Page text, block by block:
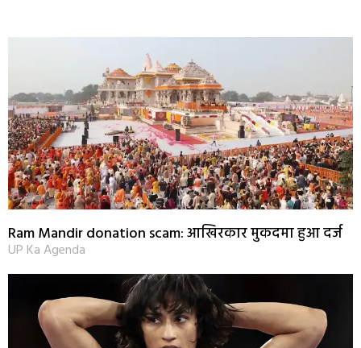
Ram Mandir donation scam: आखिरकार मुकदमा हुआ दर्ज
UP Ka Agenda